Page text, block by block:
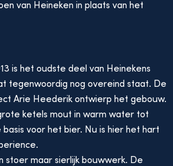
van Heineken in plaats van het
is het oudste deel van Heinekens
tegenwoordig nog overeind staat. De
Arie Heederik ontwierp het gebouw.
ketels mout in warm water tot
voor het bier. Nu is hier het hart
stoer maar sierlijk bouwwerk. De